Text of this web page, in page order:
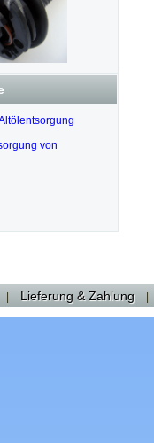
von
Lieferung & Zahlung